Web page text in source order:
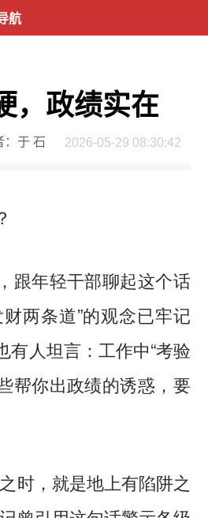
航
，政绩实在
：于 石 2026-05-29 08:30:42
年轻干部聊起这个话
两条道”的观念已牢记
有人坦言：工作中“考验
帮你出政绩的诱惑，要
，就是地上有陷阱之